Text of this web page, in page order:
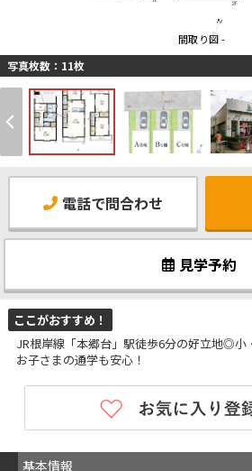
間取り図 -
写真枚数：11枚
電話で問合わせ
見学予約
ここがおすすめ！
JR根岸線「本郷台」駅徒歩6分の好立地◎小
お子さまの通学も安心！
基本情報